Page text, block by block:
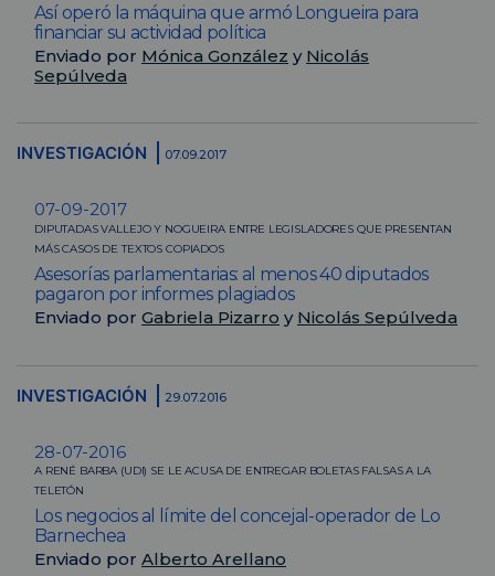
Así operó la máquina que armó Longueira para
financiar su actividad política
Enviado por Mónica González y Nicolás
Sepúlveda
INVESTIGACIÓN 07.09.2017
07-09-2017
DIPUTADAS VALLEJO Y NOGUEIRA ENTRE LEGISLADORES QUE PRESENTAN
MÁS CASOS DE TEXTOS COPIADOS
Asesorías parlamentarias: al menos 40 diputados
pagaron por informes plagiados
Enviado por Gabriela Pizarro y Nicolás Sepúlveda
INVESTIGACIÓN 29.07.2016
28-07-2016
A RENÉ BARBA (UDI) SE LE ACUSA DE ENTREGAR BOLETAS FALSAS A LA
TELETÓN
Los negocios al límite del concejal-operador de Lo
Barnechea
Enviado por Alberto Arellano